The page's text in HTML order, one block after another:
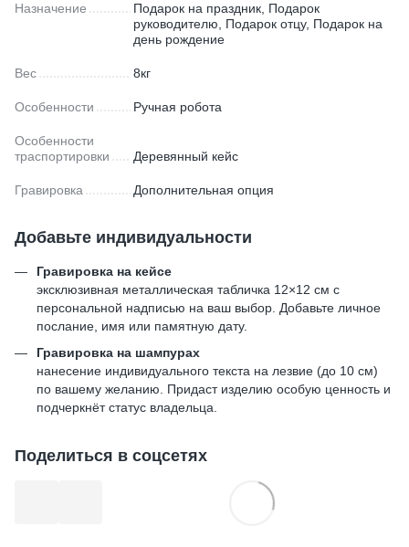
Назначение
Подарок на праздник, Подарок
руководителю, Подарок отцу, Подарок на
день рождение
Вес 8кг
Особенности Ручная робота
Особенности
траспортировки
Деревянный кейс
Гравировка Дополнительная опция
Добавьте индивидуальности
Гравировка на кейсе
эксклюзивная металлическая табличка 12×12 см с
персональной надписью на ваш выбор. Добавьте личное
послание, имя или памятную дату.
Гравировка на шампурах
нанесение индивидуального текста на лезвие (до 10 см)
по вашему желанию. Придаст изделию особую ценность и
подчеркнёт статус владельца.
Поделиться в соцсетях